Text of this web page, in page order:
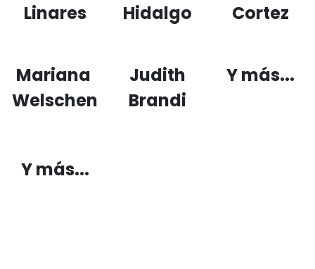
Linares
Hidalgo
Cortez
Mariana
Welschen
Judith
Brandi
Y más...
Y más...